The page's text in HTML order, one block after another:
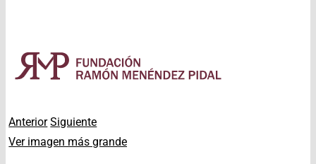
Anterior Siguiente
Ver imagen más grande